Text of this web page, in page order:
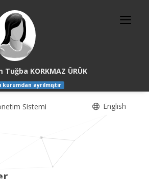
Tuğba KORKMAZ ÜRÜK
kurumdan ayrılmıştır
Sistemi English